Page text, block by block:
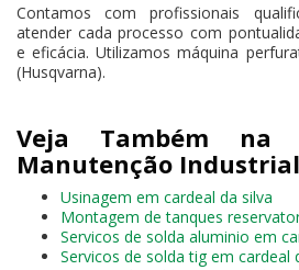
Contamos com profissionais
atender cada processo com
e eficácia. Utilizamos máquina
(Husqvarna).
Veja Também
Manutenção
Usinagem em cardeal da silva
Montagem de tanques
Servicos de solda aluminio em
Servicos de solda tig em cardeal